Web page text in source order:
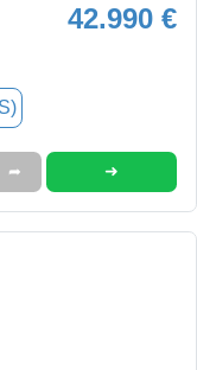
42.990 €
➦ ➜